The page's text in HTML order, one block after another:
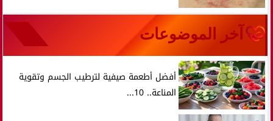
آخر الموضوعات
أفضل أطعمة صيفية لترطيب الجسم وتقوية
المناعة.. 10...